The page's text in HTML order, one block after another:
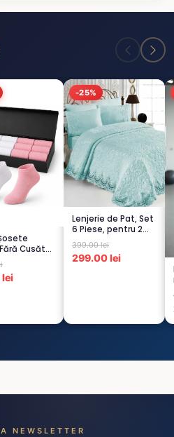
Cusături
+ 6 Roz –
lei
-25%
Lenjerie de Pat, Set
6 Piese, pentru 2
persoana,
TURCOA...
399.00 lei
299.00 lei
NEWSLETTER